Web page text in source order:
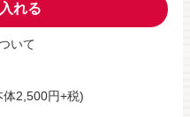
れる
いて
体2,500円+税)